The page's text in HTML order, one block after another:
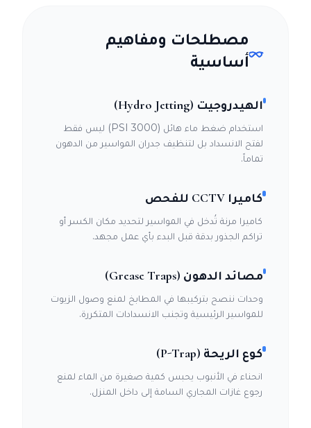
مصطلحات ومفاهيم
أساسية
الهيدروجيت (Hydro Jetting)
استخدام ضغط ماء هائل (3000 PSI) ليس فقط
لفتح الانسداد بل لتنظيف جدران المواسير من الدهون
تماماً.
كاميرا CCTV للفحص
كاميرا مرنة تُدخل في المواسير لتحديد مكان الكسر أو
تراكم الجذور بدقة قبل البدء بأي عمل مجهد.
مصائد الدهون (Grease Traps)
وحدات ننصح بتركيبها في المطابخ لمنع وصول الزيوت
للمواسير الرئيسية وتجنب الانسدادات المتكررة.
كوع الريحة (P-Trap)
انحناء في الأنبوب يحبس كمية صغيرة من الماء لمنع
رجوع غازات المجاري السامة إلى داخل المنزل.